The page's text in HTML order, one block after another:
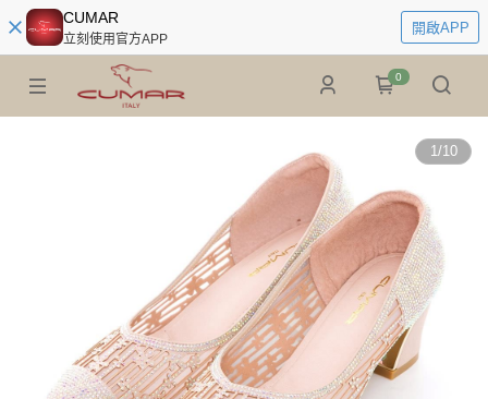
CUMAR
立刻使用官方APP
開啟APP
0
1/10